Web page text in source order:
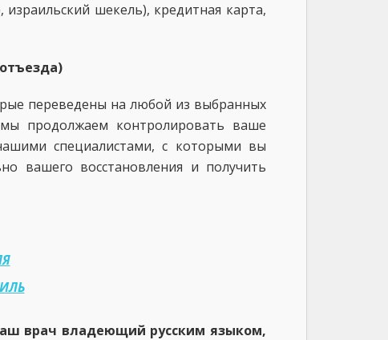
шекель), кредитная карта,
переведены на любой из выбранных
продолжаем контролировать ваше
специалистами, с которыми вы
вашего восстановления и получить
врач владеющий русским языком,